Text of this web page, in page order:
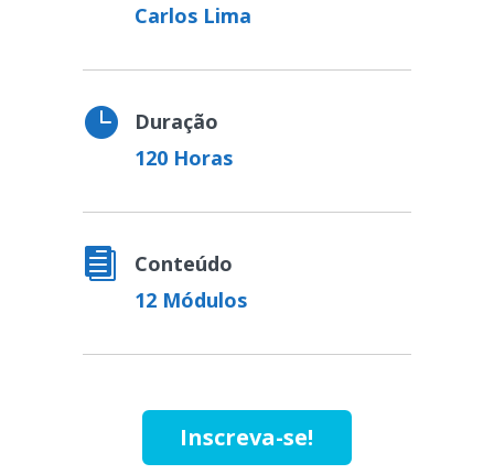
Carlos Lima

Duração
120 Horas

Conteúdo
12 Módulos
Inscreva-se!